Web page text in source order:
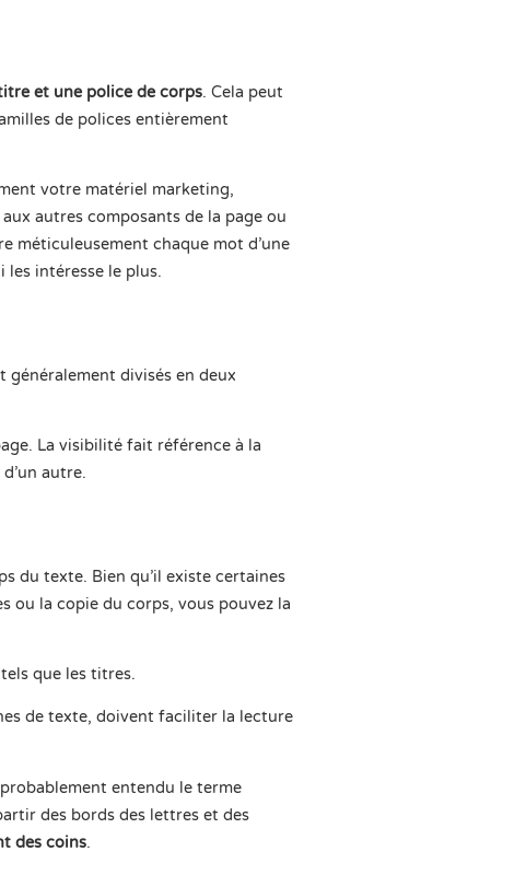
et une police de corps. Cela peut
de polices entièrement
votre matériel marketing,
autres composants de la page ou
méticuleusement chaque mot d’une
intéresse le plus.
généralement divisés en deux
La visibilité fait référence à la
autre.
du texte. Bien qu’il existe certaines
ou la copie du corps, vous pouvez la
que les titres.
de texte, doivent faciliter la lecture
entendu le terme
des bords des lettres et des
des coins.